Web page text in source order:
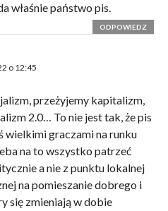
właśnie państwo pis.
ODPOWIEDZ
o 12:45
przeżyjemy kapitalizm,
2.0… To nie jest tak, że pis
wielkimi graczami na runku
na to wszystko patrzeć
a nie z punktu lokalnej
na pomieszanie dobrego i
się zmieniają w dobie